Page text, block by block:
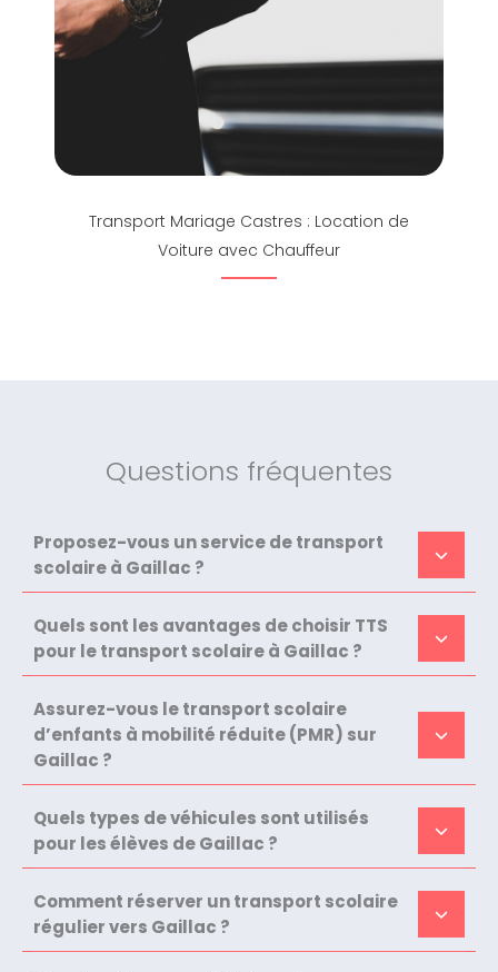
Transport Mariage Castres : Location de
Voiture avec Chauffeur
Questions fréquentes
Proposez-vous un service de transport
scolaire à Gaillac ?
Quels sont les avantages de choisir TTS
pour le transport scolaire à Gaillac ?
Assurez-vous le transport scolaire
d’enfants à mobilité réduite (PMR) sur
Gaillac ?
Quels types de véhicules sont utilisés
pour les élèves de Gaillac ?
Comment réserver un transport scolaire
régulier vers Gaillac ?